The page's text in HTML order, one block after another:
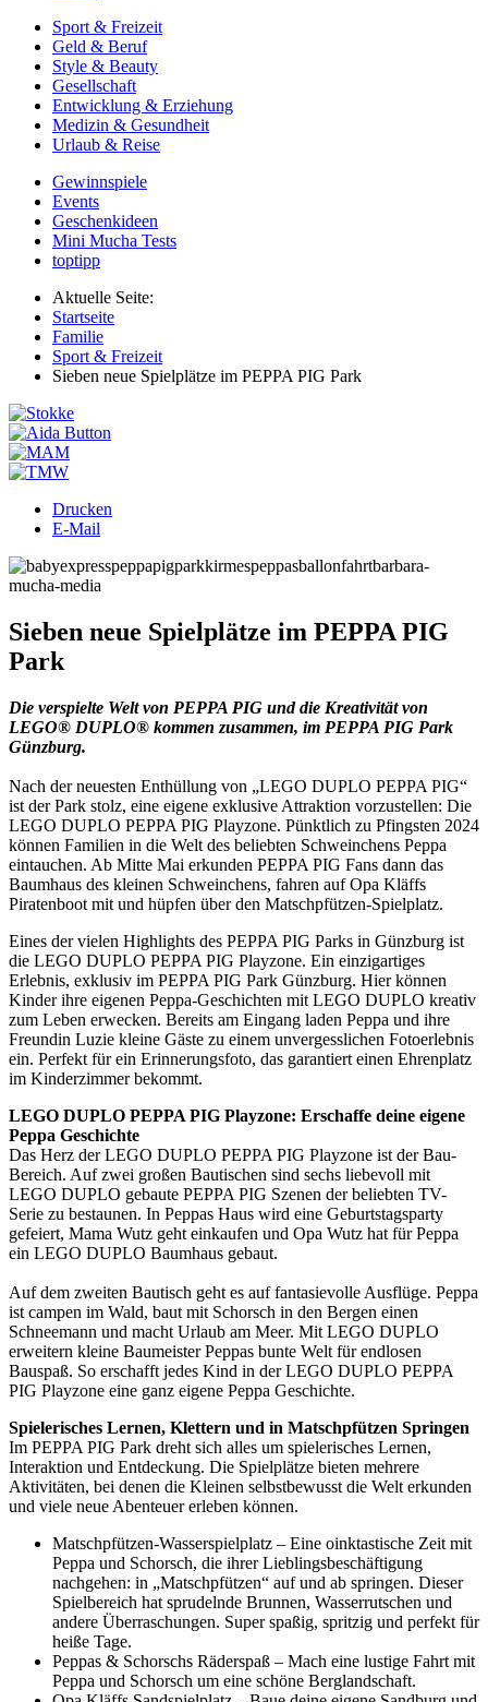
Sport & Freizeit
Geld & Beruf
Style & Beauty
Gesellschaft
Entwicklung & Erziehung
Medizin & Gesundheit
Urlaub & Reise
Gewinnspiele
Events
Geschenkideen
Mini Mucha Tests
toptipp
Aktuelle Seite:
Startseite
Familie
Sport & Freizeit
Sieben neue Spielplätze im PEPPA PIG Park
Drucken
E-Mail
Sieben neue Spielplätze im PEPPA PIG
Park
Die verspielte Welt von PEPPA PIG und die Kreativität von
LEGO® DUPLO® kommen zusammen, im PEPPA PIG Park
Günzburg.
Nach der neuesten Enthüllung von „LEGO DUPLO PEPPA PIG“
ist der Park stolz, eine eigene exklusive Attraktion vorzustellen: Die
LEGO DUPLO PEPPA PIG Playzone. Pünktlich zu Pfingsten 2024
können Familien in die Welt des beliebten Schweinchens Peppa
eintauchen. Ab Mitte Mai erkunden PEPPA PIG Fans dann das
Baumhaus des kleinen Schweinchens, fahren auf Opa Kläffs
Piratenboot mit und hüpfen über den Matschpfützen-Spielplatz.
Eines der vielen Highlights des PEPPA PIG Parks in Günzburg ist
die LEGO DUPLO PEPPA PIG Playzone. Ein einzigartiges
Erlebnis, exklusiv im PEPPA PIG Park Günzburg. Hier können
Kinder ihre eigenen Peppa-Geschichten mit LEGO DUPLO kreativ
zum Leben erwecken. Bereits am Eingang laden Peppa und ihre
Freundin Luzie kleine Gäste zu einem unvergesslichen Fotoerlebnis
ein. Perfekt für ein Erinnerungsfoto, das garantiert einen Ehrenplatz
im Kinderzimmer bekommt.
LEGO DUPLO PEPPA PIG Playzone: Erschaffe deine eigene
Peppa Geschichte
Das Herz der LEGO DUPLO PEPPA PIG Playzone ist der Bau-
Bereich. Auf zwei großen Bautischen sind sechs liebevoll mit
LEGO DUPLO gebaute PEPPA PIG Szenen der beliebten TV-
Serie zu bestaunen. In Peppas Haus wird eine Geburtstagsparty
gefeiert, Mama Wutz geht einkaufen und Opa Wutz hat für Peppa
ein LEGO DUPLO Baumhaus gebaut.
Auf dem zweiten Bautisch geht es auf fantasievolle Ausflüge. Peppa
ist campen im Wald, baut mit Schorsch in den Bergen einen
Schneemann und macht Urlaub am Meer. Mit LEGO DUPLO
erweitern kleine Baumeister Peppas bunte Welt für endlosen
Bauspaß. So erschafft jedes Kind in der LEGO DUPLO PEPPA
PIG Playzone eine ganz eigene Peppa Geschichte.
Spielerisches Lernen, Klettern und in Matschpfützen Springen
Im PEPPA PIG Park dreht sich alles um spielerisches Lernen,
Interaktion und Entdeckung. Die Spielplätze bieten mehrere
Aktivitäten, bei denen die Kleinen selbstbewusst die Welt erkunden
und viele neue Abenteuer erleben können.
Matschpfützen-Wasserspielplatz – Eine oinktastische Zeit mit
Peppa und Schorsch, die ihrer Lieblingsbeschäftigung
nachgehen: in „Matschpfützen“ auf und ab springen. Dieser
Spielbereich hat sprudelnde Brunnen, Wasserrutschen und
andere Überraschungen. Super spaßig, spritzig und perfekt für
heiße Tage.
Peppas & Schorschs Räderspaß – Mach eine lustige Fahrt mit
Peppa und Schorsch um eine schöne Berglandschaft.